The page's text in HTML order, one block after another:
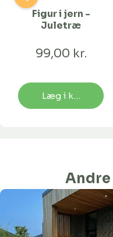
Figur i jern -
Juletræ
99,00 kr.
Læg i kurv